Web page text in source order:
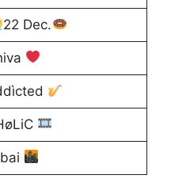
22 Dec.